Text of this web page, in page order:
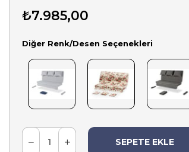
₺7.985,00
Diğer Renk/Desen Seçenekleri